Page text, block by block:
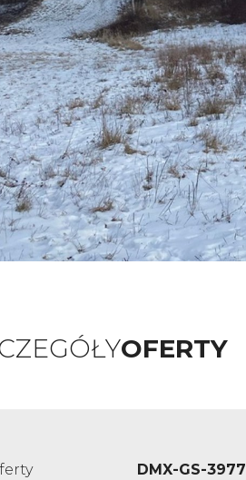
OFERTY
DMX-GS-3977